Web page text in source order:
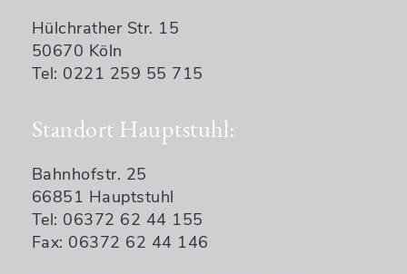
Hülchrather Str. 15
50670 Köln
Tel: 0221 259 55 715
Standort Hauptstuhl:
Bahnhofstr. 25
66851 Hauptstuhl
Tel: 06372 62 44 155
Fax: 06372 62 44 146